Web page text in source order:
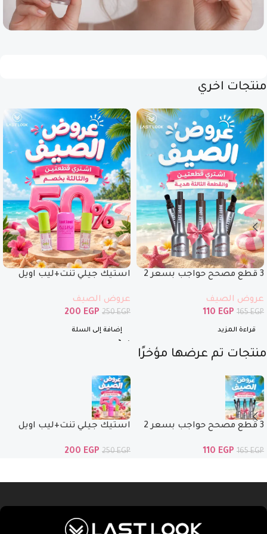
منتجات اخري
3 قطع مصحح حواجب بسعر 2
عروض الصيف
165EGP
110 EGP
قراءة المزيد
استيك جيلي تنت+ليب اويل
عروض الصيف
250EGP
200 EGP
إضافة إلى السلة
منتجات تم عرضها مؤخرًا
3 قطع مصحح حواجب بسعر 2
165EGP
110 EGP
استيك جيلي تنت+ليب اويل
250EGP
200 EGP